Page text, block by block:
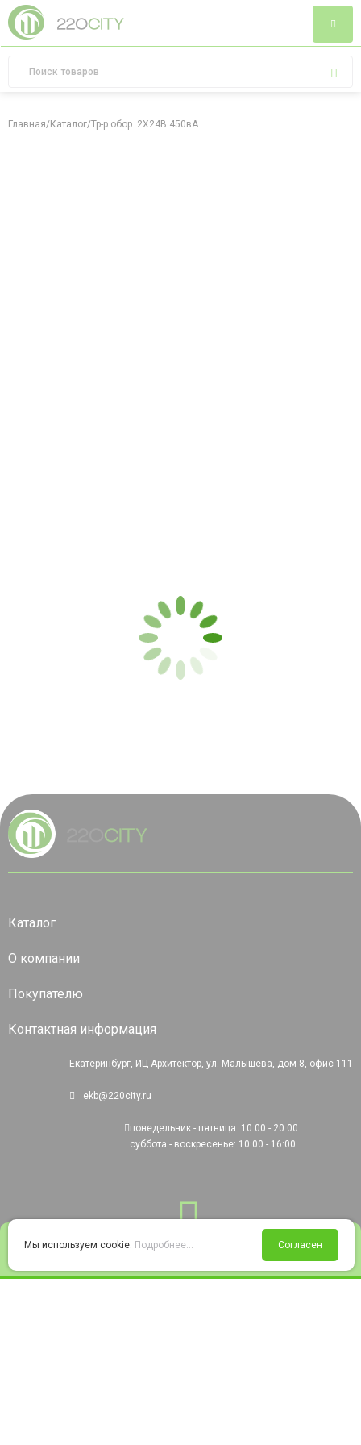
Войти Избранное Корзина
Главная/Каталог/Тр-р обор. 2X24В 450вA
Каталог
О компании
Покупателю
Контактная информация
Екатеринбург, ИЦ Архитектор, ул. Малышева, дом 8, офис 111
ekb@220city.ru
понедельник - пятница: 10:00 - 20:00
суббота - воскресенье: 10:00 - 16:00
Мы используем cookie. Подробнее... Согласен